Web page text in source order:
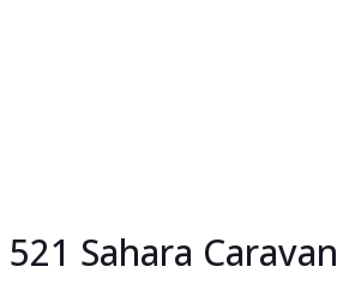
521 Sahara Caravan